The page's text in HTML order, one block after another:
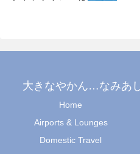
大きなやかん…なみあ
Home
Airports & Lounges
Domestic Travel